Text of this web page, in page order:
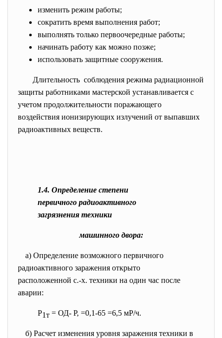
изменить режим работы;
сократить время выполнения работ;
выполнять только первоочередные работы;
начинать работу как можно позже;
использовать защитные сооружения.
Длительность соблюдения режима радиационной
защиты работниками мастерской устанавливается с
учетом продолжительности поражающего
воздействия ионизирующих излучений от выпавших
радиоактивных веществ.
1.4. Определение степени
первичного радиоактивного
загрязнения техники
машинного двора:
а) Определение возможного первичного
радиоактивного заражения открыто
расположенной с.-х. техники на один час после
аварии:
Р1т = ОД- Р, =0,1-65 =6,5 мР/ч.
б) Расчет изменения уровня заражения техники в